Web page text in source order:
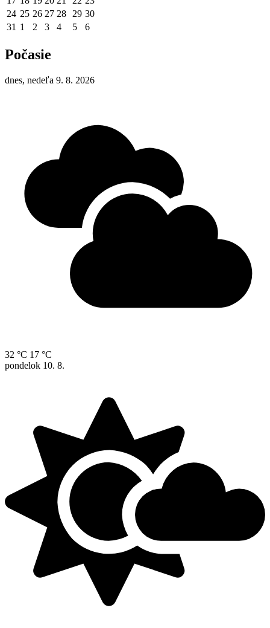
24 25 26 27 28 29 30
31 1 2 3 4 5 6
Počasie
dnes, nedeľa 9. 8. 2026
32 °C 17 °C
pondelok 10. 8.